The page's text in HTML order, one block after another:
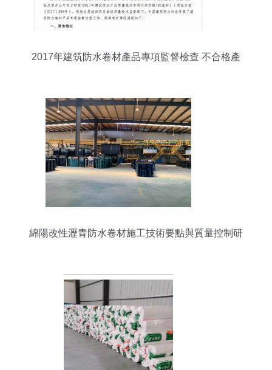
2017年建筑防水卷材產品專項監督檢查 不合格產
綿陽改性瀝青防水卷材施工技術要點與質量控制研